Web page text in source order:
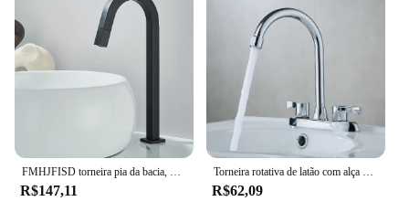
Parts and Accessories: Comes with Attachments for
Various Functions
Applicable People: Ideal for Home Cooks and
Professional Chefs
**Unmatched Durability and Performance**
Crafted from high-grade stainless steel, the torneira
blender rotativo is not only aesthetically pleasing
but also built to withstand the rigors of daily use. Its
robust construction ensures longevity and
FMHJFISD torneira pia da bacia, Black Chrome Deck Mount, Torneira misturadora de água fria, Interruptor rotativo único furo, Guindaste do banheiro
R$147,11
Torneira rotativa de latão com alça dupla, Torneira misturadora, Quente e frio, Pia da bacia, Cozinha, Acessórios do banheiro
R$62,09